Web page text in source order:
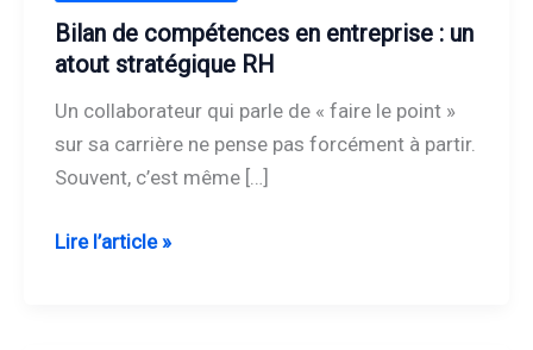
Bilan de compétences en entreprise : un
atout stratégique RH
Un collaborateur qui parle de « faire le point »
sur sa carrière ne pense pas forcément à partir.
Souvent, c’est même […]
compétences
en
:
un
atout
RH
Lire l’article »